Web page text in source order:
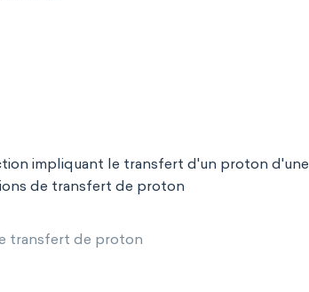
impliquant le transfert d'un proton d'une
de transfert de proton
transfert de proton